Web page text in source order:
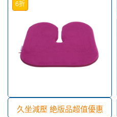
6折
久坐減壓 絶版品超值優惠